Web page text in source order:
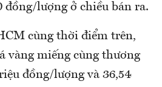
đồng/lượng ở chiều bán ra.
cùng thời điểm trên,
vàng miếng cùng thương
đồng/lượng và 36,54